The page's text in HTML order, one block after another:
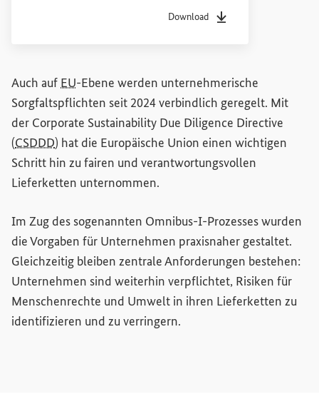
Download
DateityppdfSachstandsdatum
Auch auf EU-Ebene werden unternehmerische
Sorgfaltspflichten seit 2024 verbindlich geregelt. Mit
der Corporate Sustainability Due Diligence Directive
(CSDDD) hat die Europäische Union einen wichtigen
Schritt hin zu fairen und verantwortungsvollen
Lieferketten unternommen.
Im Zug des sogenannten Omnibus-I-Prozesses wurden
die Vorgaben für Unternehmen praxisnaher gestaltet.
Gleichzeitig bleiben zentrale Anforderungen bestehen:
Unternehmen sind weiterhin verpflichtet, Risiken für
Menschenrechte und Umwelt in ihren Lieferketten zu
identifizieren und zu verringern.